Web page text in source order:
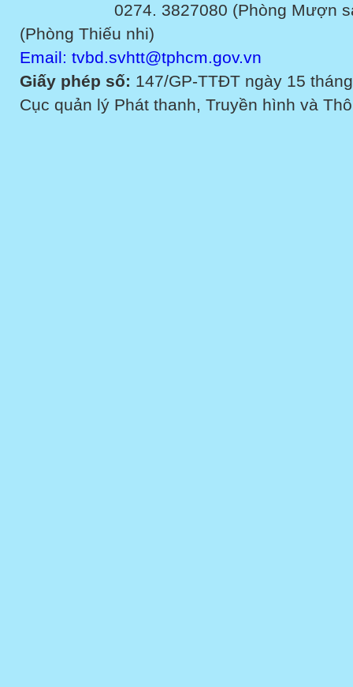
0274. 3827080 (Phòng Mượn sách
(Phòng Thiếu nhi)
Email: tvbd.svhtt@tphcm.gov.vn
Giấy phép số: 147/GP-TTĐT ngày 15
Cục quản lý Phát thanh, Truyền hình và